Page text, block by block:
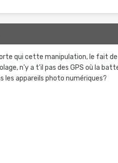
qui cette manipulation, le fait
n'y a t'il pas des GPS où la
les appareils photo numériques?